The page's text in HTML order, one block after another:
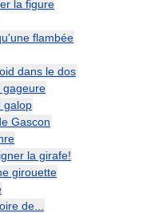
la figure
flambée
dans le dos
gageure
galop
Gascon
la girafe!
girouette
de...